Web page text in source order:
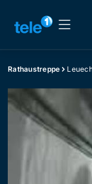
Rathaustreppe